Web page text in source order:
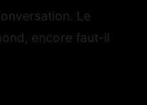
Le
encore faut-il